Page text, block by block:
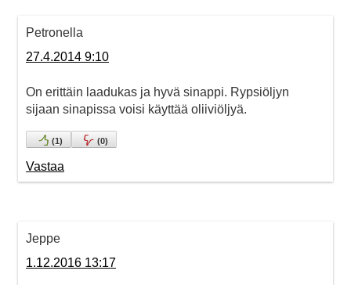
Petronella
27.4.2014 9:10
On erittäin laadukas ja hyvä sinappi. Rypsiöljyn
sijaan sinapissa voisi käyttää oliiviöljyä.
(1) (0)
Vastaa
Jeppe
1.12.2016 13:17